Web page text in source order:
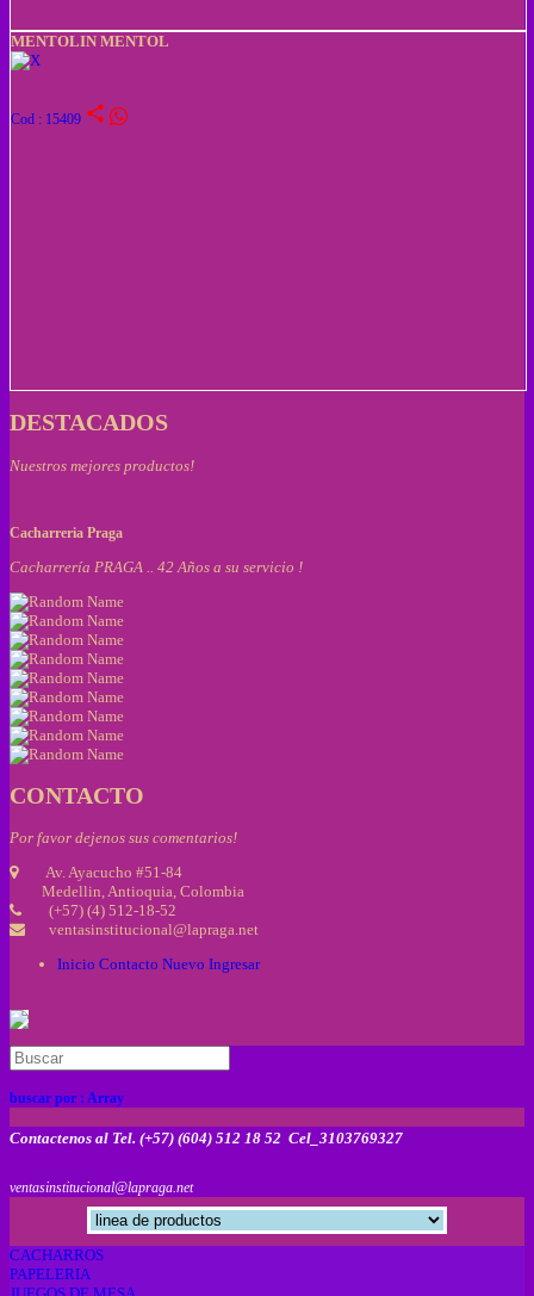
MENTOLIN MENTOL
Cod : 15409 share
DESTACADOS
Nuestros mejores productos!
Cacharreria Praga
Cacharrería PRAGA .. 42 Años a su servicio !
CONTACTO
Por favor dejenos sus comentarios!
Av. Ayacucho #51-84
Medellin, Antioquia, Colombia
(+57) (4) 512-18-52
ventasinstitucional@lapraga.net
Inicio Contacto Nuevo Ingresar
buscar por : Array
Contactenos al Tel. (+57) (604) 512 18 52 Cel_3103769327
ventasinstitucional@lapraga.net
CACHARROS
PAPELERIA